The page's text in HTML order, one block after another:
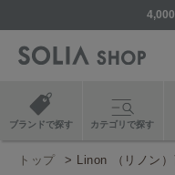
ブランドで探す カテゴリで探す
トップ Linon （リノン